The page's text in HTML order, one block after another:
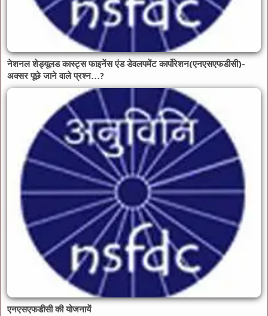
नेशनल शेड्यूलड कास्ट्स फाइनेंस एंड डेवलपमेंट कार्पोरेशन(एनएसएफडीसी)-
अक्सर पूछे जाने वाले प्रश्न…?
एनएसएफडीसी की योजनायें